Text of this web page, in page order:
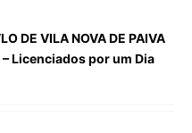
DE VILA NOVA DE PAIVA
Licenciados por um Dia